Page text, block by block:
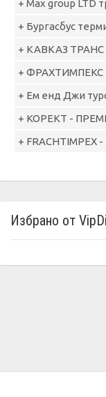
+ Max group LTD
+ Бургасбус
+ КАВКАЗ ТРАНС
+ ФРАХТИМПЕКС
+ Ем енд Джи
+ КОРЕКТ -
+ FRACHTIMPEX -
Избрано от